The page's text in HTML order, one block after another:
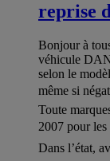
reprise
Bonjour à
véhicule
selon le
même si
Toute
2007 pour
Dans l’état,